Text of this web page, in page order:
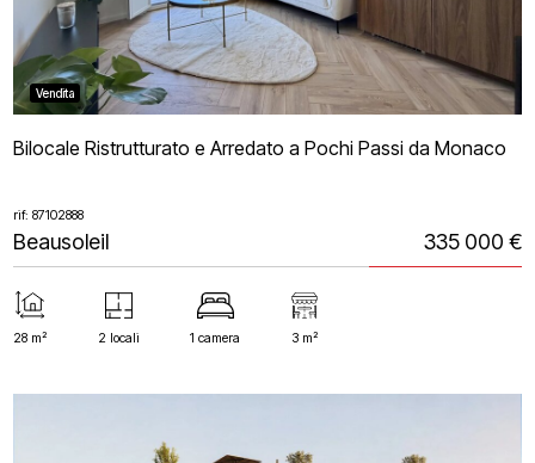
Vendita
Bilocale Ristrutturato e Arredato a Pochi Passi da Monaco
rif: 87102888
335 000 €
Beausoleil
28 m² 2 locali 1 camera 3 m²